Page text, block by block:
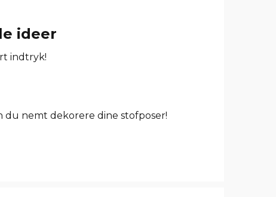
ideer
indtryk!
du nemt dekorere dine stofposer!